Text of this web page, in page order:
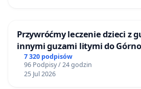
Przywróćmy leczenie dzieci z
innymi guzami litymi do
Centrum Zdrowia Dziecka w
7 320 podpisów
96 Podpisy / 24 godzin
25 Jul 2026